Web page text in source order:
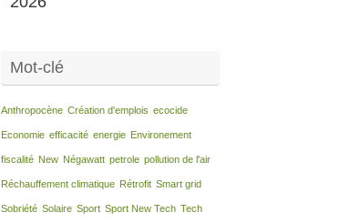
Mot-clé
Anthropocène Création d'emplois ecocide
Economie efficacité energie Environement
fiscalité New Négawatt petrole pollution de l'air
Réchauffement climatique Rétrofit Smart grid
Sobriété Solaire Sport Sport New Tech Tech